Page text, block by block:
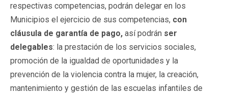
respectivas competencias, podrán delegar en los
Municipios el ejercicio de sus competencias, con
cláusula de garantía de pago, así podrán ser
delegables: la prestación de los servicios sociales,
promoción de la igualdad de oportunidades y la
prevención de la violencia contra la mujer, la creación,
mantenimiento y gestión de las escuelas infantiles de